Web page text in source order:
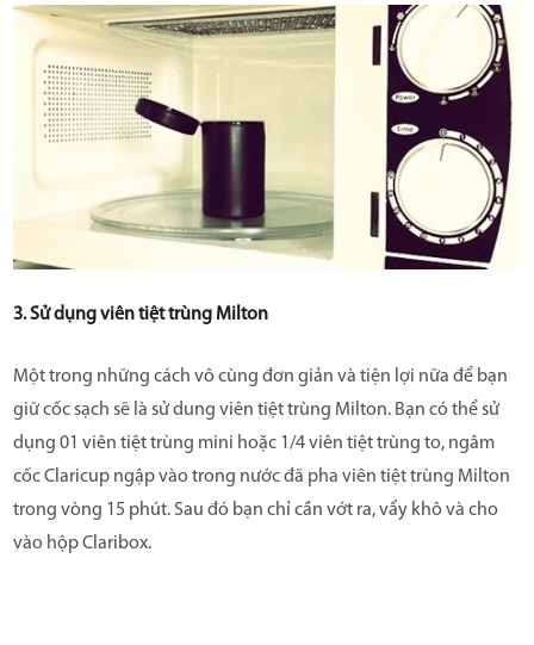
3. Sử dụng viên tiệt trùng Milton
Một trong những cách vô cùng đơn giản và tiện lợi nữa để bạn
giữ cốc sạch sẽ là sử dung viên tiệt trùng Milton. Bạn có thể sử
dụng 01 viên tiệt trùng mini hoặc 1/4 viên tiệt trùng to, ngâm
cốc Claricup ngập vào trong nước đã pha viên tiệt trùng Milton
trong vòng 15 phút. Sau đó bạn chỉ cần vớt ra, vẩy khô và cho
vào hộp Claribox.